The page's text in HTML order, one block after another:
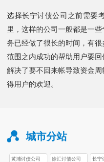
选择长宁讨债公司之前需要
里，这样的公司一般都是一
务已经做了很长的时间，有
范围之内成功的帮助用户要
解决了要不回来帐导致资金
得用户的欢迎。
城市分站
黄浦讨债公司 徐汇讨债公司 长宁